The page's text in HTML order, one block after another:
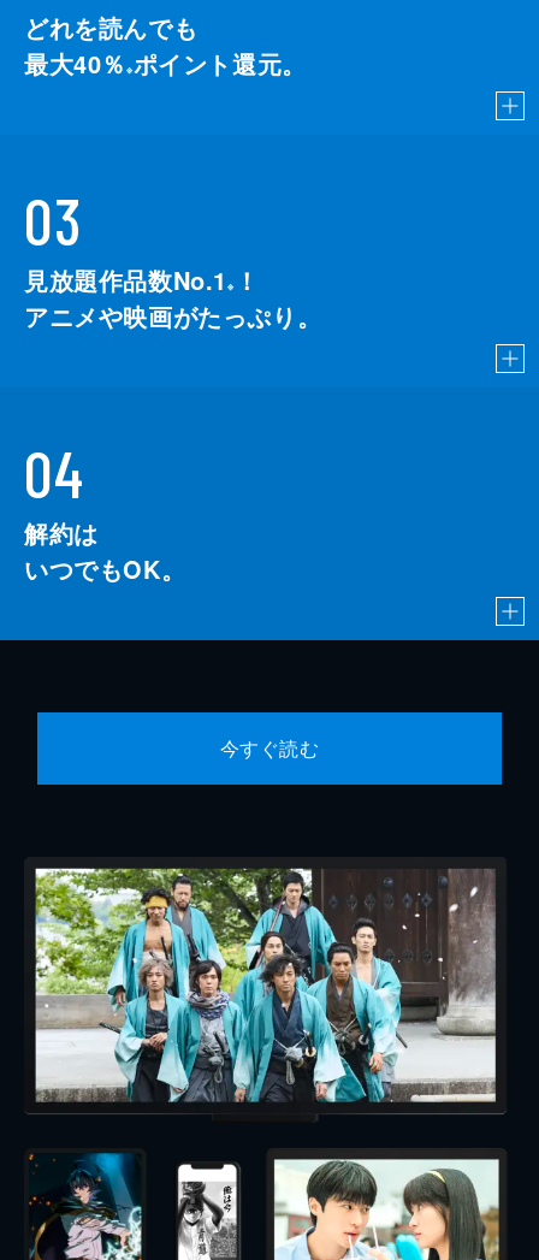
どれを読んでも
最大40％ ※ポイント還元。
03
見放題作品数No.1 ※
！
アニメや映画がたっぷり。
04
解約は
いつでもOK。
今すぐ読む